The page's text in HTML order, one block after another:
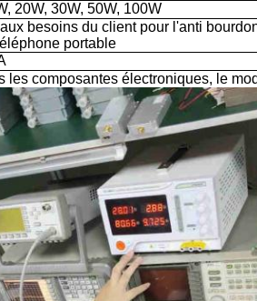
20W, 30W, 50W, 100W
besoins du client pour l'anti
portable
les composantes électroniques, le